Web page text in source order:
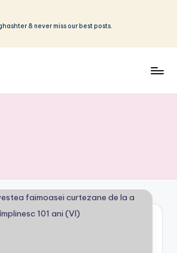
& never miss our best posts.